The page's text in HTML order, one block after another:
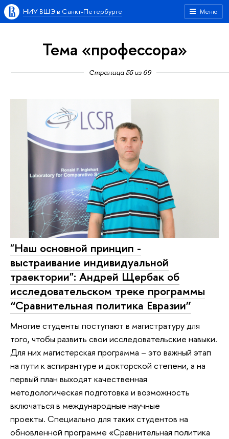
Меню
НИУ ВШЭ в Санкт-Петербурге
Тема «профессора»
Страница 55 из 69
"Наш основной принцип -
выстраивание индивидуальной
траектории": Андрей Щербак об
исследовательском треке программы
“Сравнительная политика Евразии”
Многие студенты поступают в магистратуру для
того, чтобы развить свои исследовательские навыки.
Для них магистерская программа – это важный этап
на пути к аспирантуре и докторской степени, а на
первый план выходят качественная
методологическая подготовка и возможность
включаться в международные научные
проекты. Специально для таких студентов на
обновленной программе «Сравнительная политика